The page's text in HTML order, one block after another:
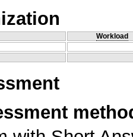
Workload